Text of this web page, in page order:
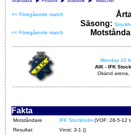
<< Föregående match
Säsong:
<< Föregående match
Monday 10
AIK - IFK
Okänd arena,
Fakta
Motståndare IFK Stockholm (VOF: 28-5-12
Resultat:
Vinst: 3-1 ()